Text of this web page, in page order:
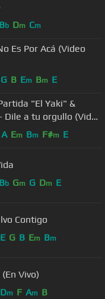
Bb Dm Cm
Es Por Acá (Video
G B Em Bm E
"El Yaki" &
Dile a tu orgullo (Video
4
A Em Bm F#m E
Bb Gm G Dm E
Contigo
E G B Em Bm
Vivo)
Dm F Am B